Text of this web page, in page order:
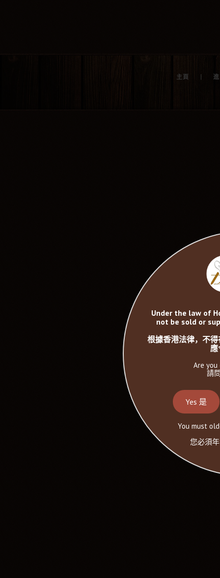
主頁 |
Under the law of
not be sold or
根據香港法律，不
Are
請
Yes 是
You must
您必須